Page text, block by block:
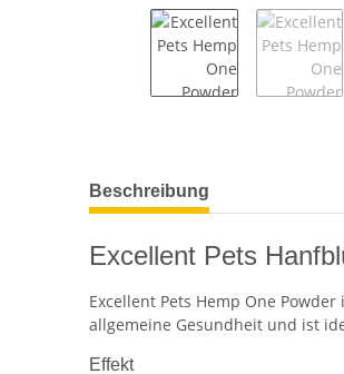
weitere Registerkarten anzeigen
Beschreibung
Excellent Pets
Excellent Pets Hemp One
allgemeine Gesundheit und ist
Effekt